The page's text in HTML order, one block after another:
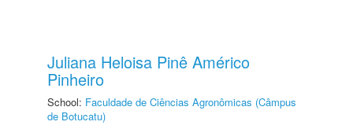
Juliana Heloisa Pinê Américo
Pinheiro
School: Faculdade de Ciências Agronômicas (Câmpus
de Botucatu)